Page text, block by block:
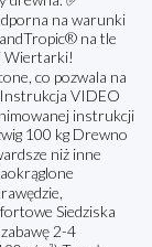
na warunki
na tle
Wiertarki!
co pozwala na
Instrukcja VIDEO
instrukcji
100 kg Drewno
niż inne
Siedziska
2-4